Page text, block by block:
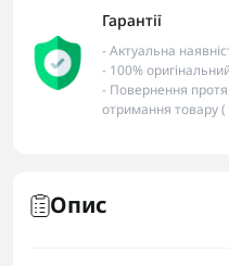
Гарантії
- Актуальна
- 100%
- Повернення
отримання товару (
Опис